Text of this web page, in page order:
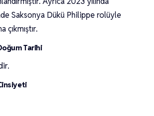
Saksonya Dükü Philippe rolüyle
çıkmıştır.
Tarihi